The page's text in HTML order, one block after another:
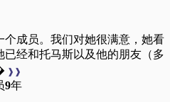
成员。我们对她很满意，她看
经和托马斯以及他的朋友（多
❱❱
9年